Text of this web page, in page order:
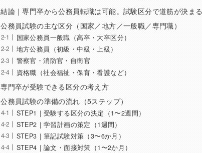
結論｜専門卒から公務員転職は可能。試験区分で道筋が決まる
公務員試験の主な区分（国家／地方／一般職／専門職）
国家公務員一般職（高卒・大卒区分）
地方公務員（初級・中級・上級）
警察官・消防官・自衛官
資格職（社会福祉・保育・看護など）
専門卒が受験できる区分の考え方
公務員試験の準備の流れ（5ステップ）
STEP1｜受験する区分の決定（1〜2週間）
STEP2｜学習計画の策定（1週間）
STEP3｜筆記試験対策（3〜6か月）
STEP4｜論文・面接対策（1〜2か月）